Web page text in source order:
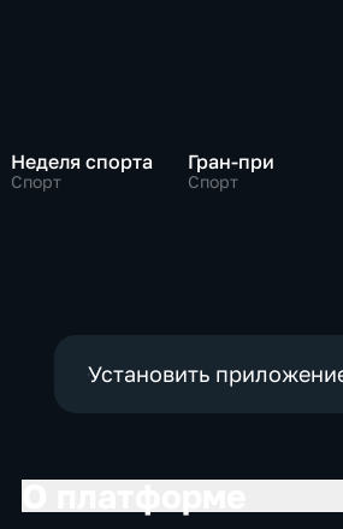
Неделя спорта
Спорт
Гран-при
Спорт
Установить